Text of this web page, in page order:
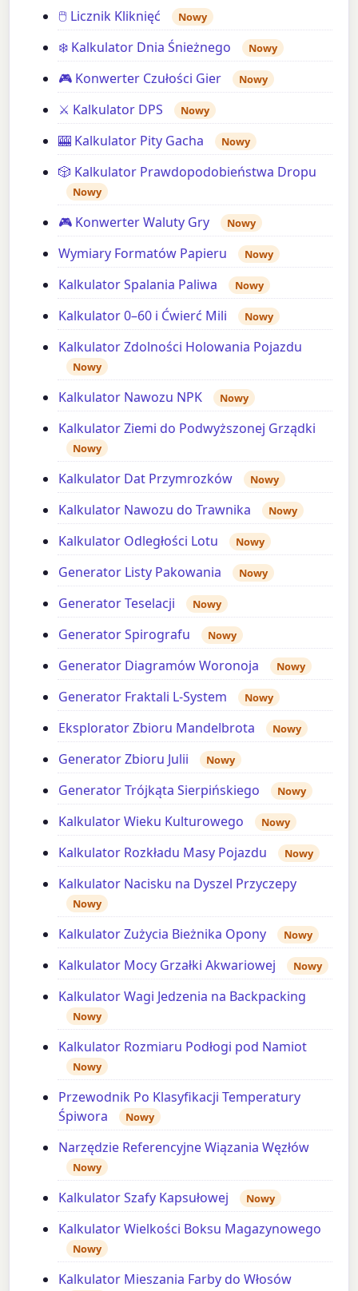
🖱️ Licznik Kliknięć Nowy
❄️ Kalkulator Dnia Śnieżnego Nowy
🎮 Konwerter Czułości Gier Nowy
⚔️ Kalkulator DPS Nowy
🎰 Kalkulator Pity Gacha Nowy
🎲 Kalkulator Prawdopodobieństwa Dropu
Nowy
🎮 Konwerter Waluty Gry Nowy
Wymiary Formatów Papieru Nowy
Kalkulator Spalania Paliwa Nowy
Kalkulator 0–60 i Ćwierć Mili Nowy
Kalkulator Zdolności Holowania Pojazdu
Nowy
Kalkulator Nawozu NPK Nowy
Kalkulator Ziemi do Podwyższonej Grządki
Nowy
Kalkulator Dat Przymrozków Nowy
Kalkulator Nawozu do Trawnika Nowy
Kalkulator Odległości Lotu Nowy
Generator Listy Pakowania Nowy
Generator Teselacji Nowy
Generator Spirografu Nowy
Generator Diagramów Woronoja Nowy
Generator Fraktali L-System Nowy
Eksplorator Zbioru Mandelbrota Nowy
Generator Zbioru Julii Nowy
Generator Trójkąta Sierpińskiego Nowy
Kalkulator Wieku Kulturowego Nowy
Kalkulator Rozkładu Masy Pojazdu Nowy
Kalkulator Nacisku na Dyszel Przyczepy
Nowy
Kalkulator Zużycia Bieżnika Opony Nowy
Kalkulator Mocy Grzałki Akwariowej Nowy
Kalkulator Wagi Jedzenia na Backpacking
Nowy
Kalkulator Rozmiaru Podłogi pod Namiot
Nowy
Przewodnik Po Klasyfikacji Temperatury
Śpiwora
Nowy
Narzędzie Referencyjne Wiązania Węzłów
Nowy
Kalkulator Szafy Kapsułowej Nowy
Kalkulator Wielkości Boksu Magazynowego
Nowy
Kalkulator Mieszania Farby do Włosów